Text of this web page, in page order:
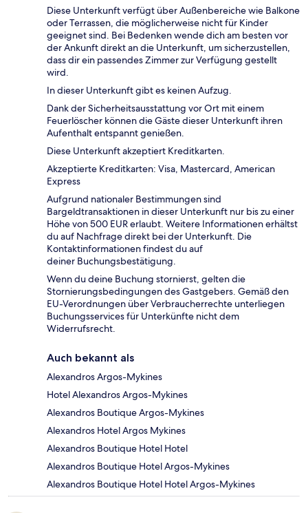
Diese Unterkunft verfügt über Außenbereiche wie Balkone
oder Terrassen, die möglicherweise nicht für Kinder
geeignet sind. Bei Bedenken wende dich am besten vor
der Ankunft direkt an die Unterkunft, um sicherzustellen,
dass dir ein passendes Zimmer zur Verfügung gestellt
wird.
In dieser Unterkunft gibt es keinen Aufzug.
Dank der Sicherheitsausstattung vor Ort mit einem
Feuerlöscher können die Gäste dieser Unterkunft ihren
Aufenthalt entspannt genießen.
Diese Unterkunft akzeptiert Kreditkarten.
Akzeptierte Kreditkarten: Visa, Mastercard, American
Express
Aufgrund nationaler Bestimmungen sind
Bargeldtransaktionen in dieser Unterkunft nur bis zu einer
Höhe von 500 EUR erlaubt. Weitere Informationen erhältst
du auf Nachfrage direkt bei der Unterkunft. Die
Kontaktinformationen findest du auf
deiner Buchungsbestätigung.
Wenn du deine Buchung stornierst, gelten die
Stornierungsbedingungen des Gastgebers. Gemäß den
EU-Verordnungen über Verbraucherrechte unterliegen
Buchungsservices für Unterkünfte nicht dem
Widerrufsrecht.
Auch bekannt als
Alexandros Argos-Mykines
Hotel Alexandros Argos-Mykines
Alexandros Boutique Argos-Mykines
Alexandros Hotel Argos Mykines
Alexandros Boutique Hotel Hotel
Alexandros Boutique Hotel Argos-Mykines
Alexandros Boutique Hotel Hotel Argos-Mykines